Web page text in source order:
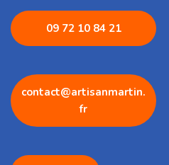
09 72 10 84 21
contact@artisanmartin.
fr